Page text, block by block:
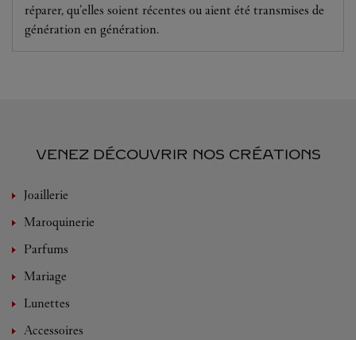
réparer, qu’elles soient récentes ou aient été transmises de
génération en génération.
VENEZ DÉCOUVRIR NOS CRÉATIONS
Joaillerie
Maroquinerie
Parfums
Mariage
Lunettes
Accessoires